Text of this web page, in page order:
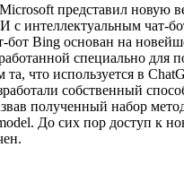
представил новую
с интеллектуальным чат-
бот Bing основан на
специально для
что используется в
собственный
полученный набор
До сих пор доступ к